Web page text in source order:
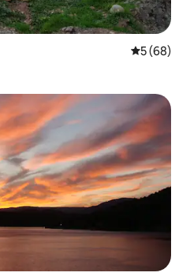
5 de uma
5 (68)